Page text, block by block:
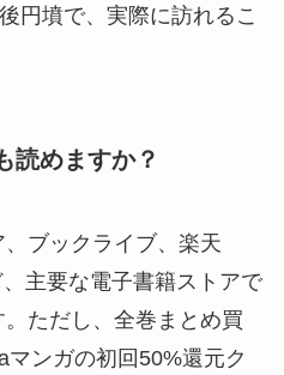
円墳で、実際に訪れるこ
読めますか？
ブックライブ、楽天
主要な電子書籍ストアで
ただし、全巻まとめ買
ンガの初回50%還元ク